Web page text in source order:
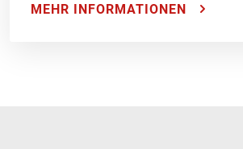
MEHR INFORMATIONEN